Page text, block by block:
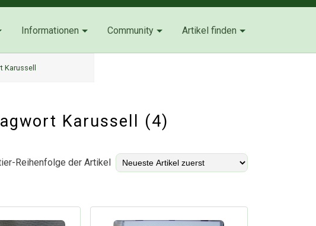
Informationen Community Artikel finden
Karussell
Karussell (4)
Reihenfolge der Artikel